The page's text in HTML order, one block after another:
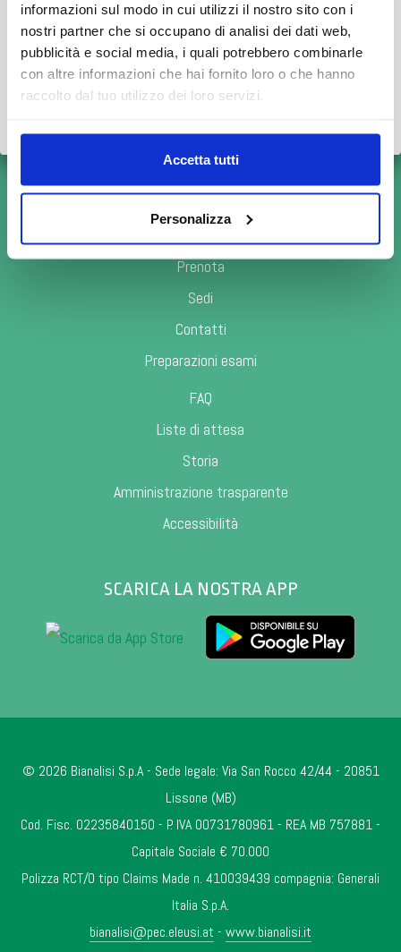
informazioni sul modo in cui utilizzi il nostro sito con i
nostri partner che si occupano di analisi dei dati web,
pubblicità e social media, i quali potrebbero combinarle
con altre informazioni che hai fornito loro o che hanno
raccolto dal tuo utilizzo dei loro servizi.
Accetta tutti
Personalizza
CONTATTI
Scopri i numeri di prenotazione telefonica
posta.meditel@bianalisi.it
bianalisi@pec.eleusi.at
Prenota
Sedi
Contatti
Preparazioni esami
FAQ
Liste di attesa
Storia
Amministrazione trasparente
Accessibilità
SCARICA LA NOSTRA APP
© 2026 Bianalisi S.p.A - Sede legale: Via San Rocco 42/44 - 20851
Lissone (MB)
Cod. Fisc. 02235840150 - P. IVA 00731780961 - REA MB 757881 -
Capitale Sociale € 70.000
Polizza RCT/O tipo Claims Made n. 410039439 compagnia: Generali
Italia S.p.A.
bianalisi@pec.eleusi.at - www.bianalisi.it
👉 Vi invitiamo a consultare ilcalendario completo con le
variazioni di agosto.
Grazie.